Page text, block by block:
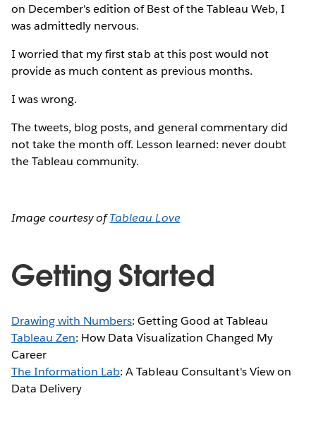
on December's edition of Best of the Tableau Web, I
was admittedly nervous.
I worried that my first stab at this post would not
provide as much content as previous months.
I was wrong.
The tweets, blog posts, and general commentary did
not take the month off. Lesson learned: never doubt
the Tableau community.
Image courtesy ofTableau Love
Getting Started
Drawing with Numbers: Getting Good at Tableau
Tableau Zen: How Data Visualization Changed My
Career
The Information Lab: A Tableau Consultant's View on
Data Delivery